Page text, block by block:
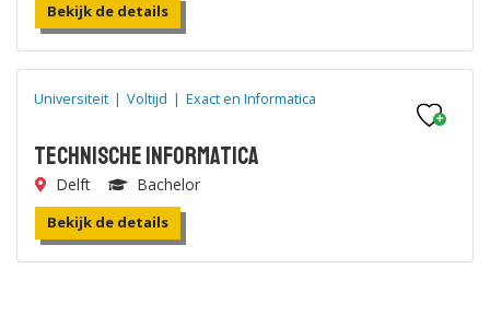
Bekijk de details
Universiteit | Voltijd | Exact en Informatica
Technische Informatica
Delft Bachelor
Bekijk de details